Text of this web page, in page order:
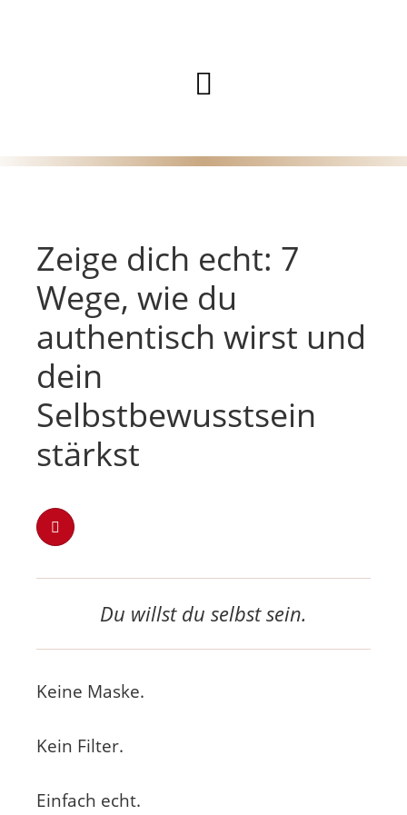
Hauptmenü
Zeige dich echt: 7
Wege, wie du
authentisch wirst und
dein
Selbstbewusstsein
stärkst
Du willst du selbst sein.
Keine Maske.
Kein Filter.
Einfach echt.